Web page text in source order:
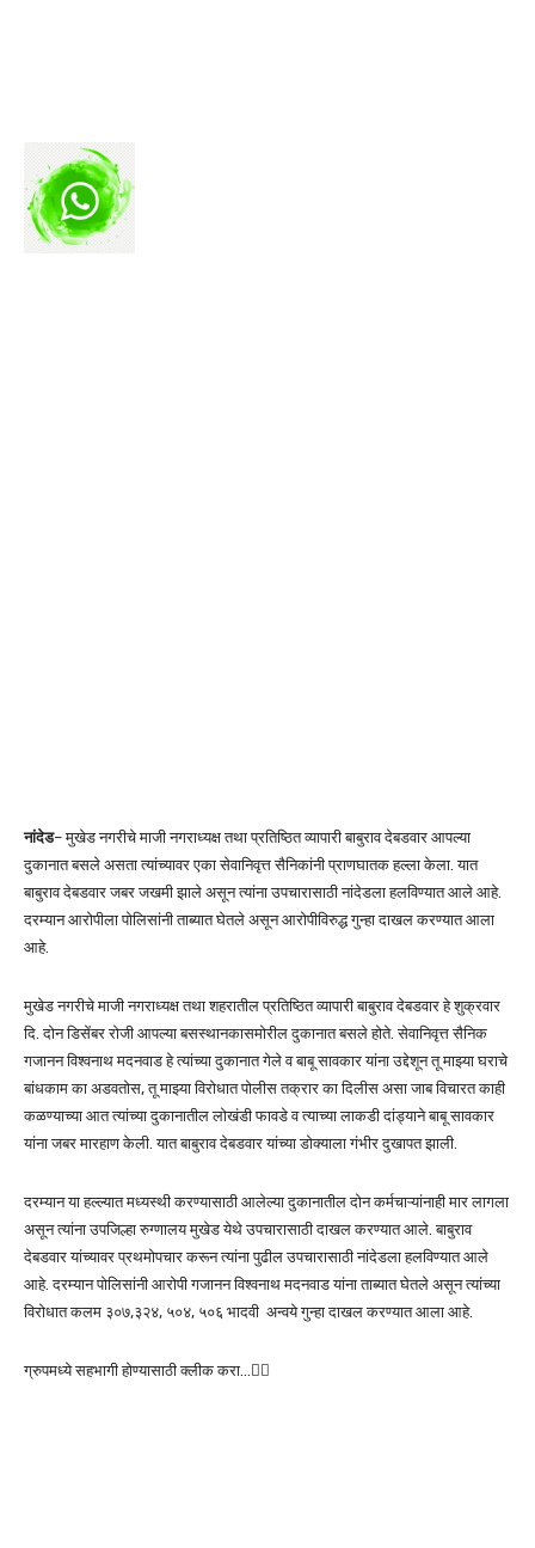
नांदेड– मुखेड नगरीचे माजी नगराध्यक्ष तथा प्रतिष्ठित व्यापारी बाबुराव देबडवार आपल्या
दुकानात बसले असता त्यांच्यावर एका सेवानिवृत्त सैनिकांनी प्राणघातक हल्ला केला. यात
बाबुराव देबडवार जबर जखमी झाले असून त्यांना उपचारासाठी नांदेडला हलविण्यात आले आहे.
दरम्यान आरोपीला पोलिसांनी ताब्यात घेतले असून आरोपीविरुद्ध गुन्हा दाखल करण्यात आला
आहे.
मुखेड नगरीचे माजी नगराध्यक्ष तथा शहरातील प्रतिष्ठित व्यापारी बाबुराव देबडवार हे शुक्रवार
दि. दोन डिसेंबर रोजी आपल्या बसस्थानकासमोरील दुकानात बसले होते. सेवानिवृत्त सैनिक
गजानन विश्वनाथ मदनवाड हे त्यांच्या दुकानात गेले व बाबू सावकार यांना उद्देशून तू माझ्या घराचे
बांधकाम का अडवतोस, तू माझ्या विरोधात पोलीस तक्रार का दिलीस असा जाब विचारत काही
कळण्याच्या आत त्यांच्या दुकानातील लोखंडी फावडे व त्याच्या लाकडी दांड्याने बाबू सावकार
यांना जबर मारहाण केली. यात बाबुराव देबडवार यांच्या डोक्याला गंभीर दुखापत झाली.
दरम्यान या हल्ल्यात मध्यस्थी करण्यासाठी आलेल्या दुकानातील दोन कर्मचाऱ्यांनाही मार लागला
असून त्यांना उपजिल्हा रुग्णालय मुखेड येथे उपचारासाठी दाखल करण्यात आले. बाबुराव
देबडवार यांच्यावर प्रथमोपचार करून त्यांना पुढील उपचारासाठी नांदेडला हलविण्यात आले
आहे. दरम्यान पोलिसांनी आरोपी गजानन विश्वनाथ मदनवाड यांना ताब्यात घेतले असून त्यांच्या
विरोधात कलम ३०७,३२४, ५०४, ५०६ भादवी अन्वये गुन्हा दाखल करण्यात आला आहे.
ग्रुपमध्ये सहभागी होण्यासाठी क्लीक करा…👆🏻